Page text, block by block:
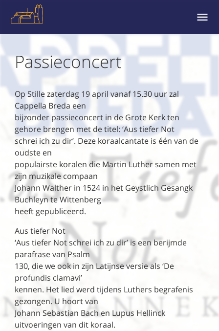
EN
Passieconcert
Op Stille zaterdag 19 april vanaf 15.30 uur zal
Cappella Breda een
bijzonder passieconcert in de Grote Kerk ten
gehore brengen met de titel: ‘Aus tiefer Not
schrei ich zu dir’. Deze koraalcantate is één van de
oudste en
populairste koralen die Martin Luther samen met
zijn muzikale compaan
Johann Walther in 1524 in het Geystlich Gesangk
Buchleyn te Wittenberg
heeft gepubliceerd.
Aus tiefer Not
‘Aus tiefer Not schrei ich zu dir’ is een berijmde
parafrase van Psalm
130, die we ook in zijn Latijnse versie als ‘De
profundis clamavi’
kennen. Het lied werd tijdens Luthers begrafenis
gezongen. U hoort van
Johann Sebastian Bach en Lupus Hellinck
uitvoeringen van dit koraal.